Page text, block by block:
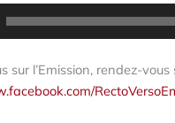
sur l’Emission, rendez-